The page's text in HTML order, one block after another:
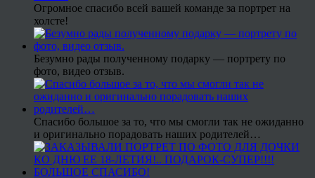
Огромное спасибо всей вашей команде за портрет на
холсте!
Безумно рады полученному подарку — портрету по
фото, видео отзыв.
Спасибо большое за то, что мы смогли так не ожиданно
и оригинально порадовать наших родителей…